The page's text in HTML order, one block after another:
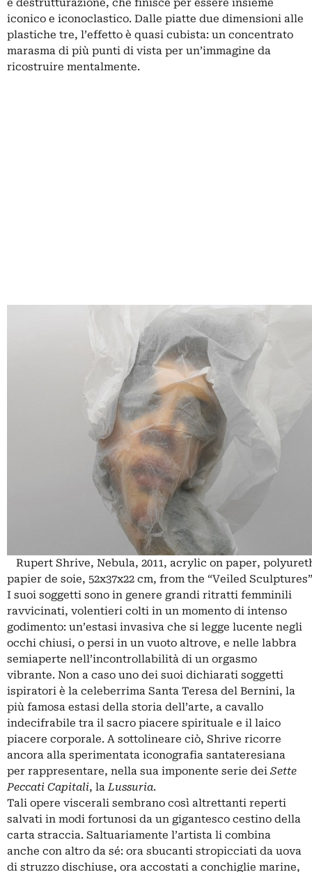
e destrutturazione, che finisce per essere insieme
iconico e iconoclastico. Dalle piatte due dimensioni alle
plastiche tre, l’effetto è quasi cubista: un concentrato
marasma di più punti di vista per un’immagine da
ricostruire mentalmente.
Rupert Shrive, Nebula, 2011, acrylic on paper,
papier de soie, 52x37x22 cm, from the “Veiled
I suoi soggetti sono in genere grandi ritratti femminili
ravvicinati, volentieri colti in un momento di intenso
godimento: un’estasi invasiva che si legge lucente negli
occhi chiusi, o persi in un vuoto altrove, e nelle labbra
semiaperte nell’incontrollabilità di un orgasmo
vibrante. Non a caso uno dei suoi dichiarati soggetti
ispiratori è la celeberrima Santa Teresa del Bernini, la
più famosa estasi della storia dell’arte, a cavallo
indecifrabile tra il sacro piacere spirituale e il laico
piacere corporale. A sottolineare ciò, Shrive ricorre
ancora alla sperimentata iconografia santateresiana
per rappresentare, nella sua imponente serie dei Sette
Peccati Capitali, laLussuria.
Tali opere viscerali sembrano così altrettanti reperti
salvati in modi fortunosi da un gigantesco cestino della
carta straccia. Saltuariamente l’artista li combina
anche con altro da sé: ora sbucanti stropicciati da uova
di struzzo dischiuse, ora accostati a conchiglie marine,